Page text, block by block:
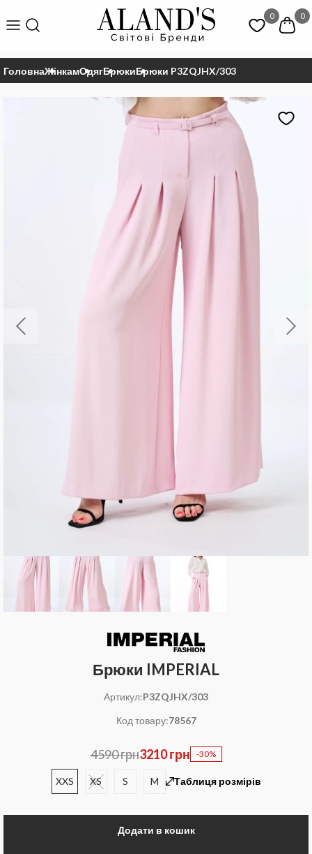
0 0
ГоловнаЖінкамОдягБрюкиБрюки P3ZQJHX/303
Брюки IMPERIAL
Артикул:P3ZQJHX/303
Код товару:78567
4590 грн3210 грн -30%
XXS XS S M Таблиця розмірів
Додати в кошик